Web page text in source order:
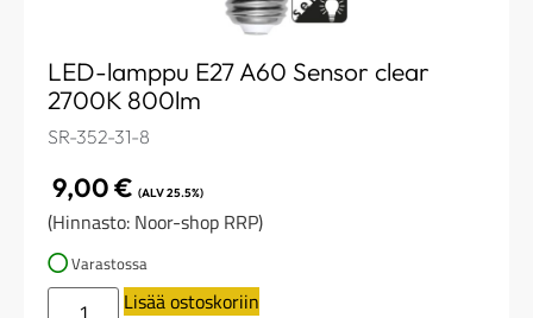
LED-lamppu E27 A60 Sensor clear
2700K 800lm
SR-352-31-8
9,00€ (ALV 25.5%)
(Hinnasto: Noor-shop RRP)
Varastossa
Lisää ostoskoriin